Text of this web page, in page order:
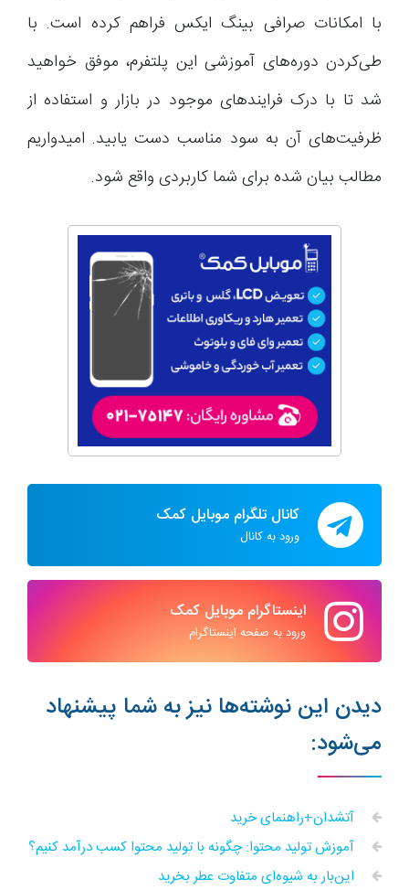
با امکانات صرافی بینگ ایکس فراهم کرده است. با
طی‌کردن دوره‌های آموزشی این پلتفرم، موفق خواهید
شد تا با درک فرایند‌های موجود در بازار و استفاده از
ظرفیت‌های آن به سود مناسب دست یابید. امیدواریم
مطالب بیان شده برای شما کاربردی واقع شود.
کانال تلگرام موبایل کمک
ورود به کانال
اینستاگرام موبایل کمک
ورود به صفحه اینستاگرام
دیدن این نوشته‌ها نیز به شما پیشنهاد
می‌شود:
آتشدان+راهنمای خرید
آموزش تولید محتوا: چگونه با تولید محتوا کسب درآمد کنیم؟
این‌بار به شیوه‌ای متفاوت عطر بخرید